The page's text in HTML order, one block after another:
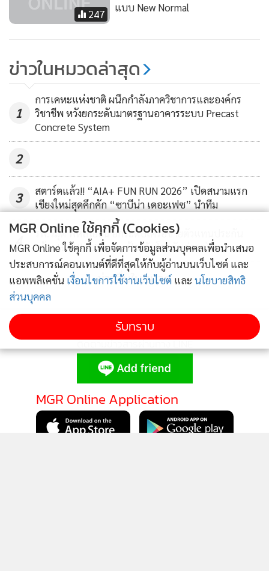
247
แบบ New Normal
ข่าวในหมวดล่าสุด
1
การเคหะแห่งชาติ ผนึกกำลังภาควิชาการและองค์กร
วิชาชีพ หวังยกระดับมาตรฐานอาคารระบบ Precast
Concrete System
2
3
สตาร์ตแล้ว!! “AIA+ FUN RUN 2026” เปิดสนามแรก
เชียงใหม่สุดคึกคัก “ซาบีน่า เดอะเฟซ” นำทีม
รพ.วิมุต พหลโยธิน ยกระดับเครือข่ายตัวแทนประกัน
สร้าง Health Literacy ป้องกันโรคตับก่อนป่วย
ข่าวอื่นในหมวด
ติดตามข่าวสารผ่านทาง LINE
MGR Online Application
MGR Online ใช้คุกกี้ (Cookies)
MGR Online ใช้คุกกี้ เพื่อจัดการข้อมูลส่วนบุคคลเพื่อนำเสนอ
ประสบการณ์คอนเทนต์ที่ดีที่สุดให้กับผู้อ่านบนเว็บไซต์ และ
แอพพลิเคชั่น เงื่อนไขการใช้งานเว็บไซต์ และ นโยบายสิทธิ
ส่วนบุคคล
รับทราบ